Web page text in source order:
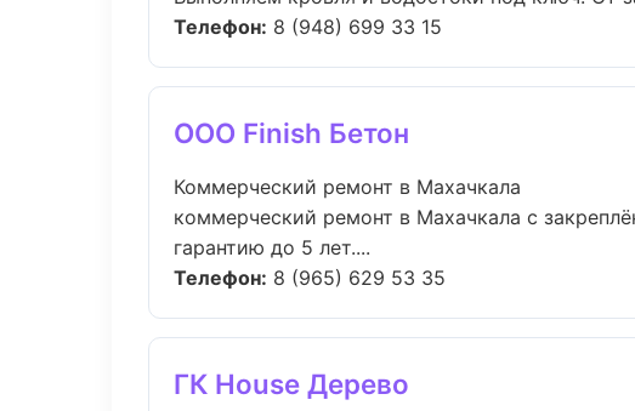
Телефон: 8 (948) 699 33 15
ООО Finish Бетон
Коммерческий ремонт в Махачкала
коммерческий ремонт в Махачкала с
гарантию до 5 лет....
Телефон: 8 (965) 629 53 35
ГК House Дерево